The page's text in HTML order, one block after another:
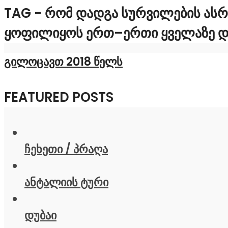
TAG - ᲠᲝᲛ ᲓᲐᲓᲒᲐ ᲡᲣᲠᲕᲘᲚᲔᲑᲘᲡ
ᲧᲝᲤᲘᲚᲘᲧᲝᲡ ᲔᲠᲗ–ᲔᲠᲗᲘ ᲧᲕᲔᲚᲐᲖᲔ
გილოცავთ 2018 წელს
FEATURED POSTS
ჩეხეთი / პრაღა
ანტალიის ტური
დუბაი